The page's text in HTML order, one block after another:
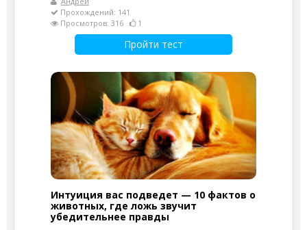
Прохождений: 141
Просмотров: 316
1
Пройти тест
Интуиция вас подведет — 10 фактов о
животных, где ложь звучит
убедительнее правды